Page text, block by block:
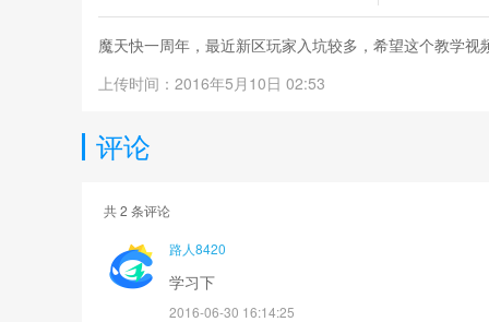
魔天快一周年，最近新区玩家入坑较多，希望这个教学视
上传时间：2016年5月10日 02:53
评论
共2 条评论
路人8420
学习下
2016-06-30 16:14:25